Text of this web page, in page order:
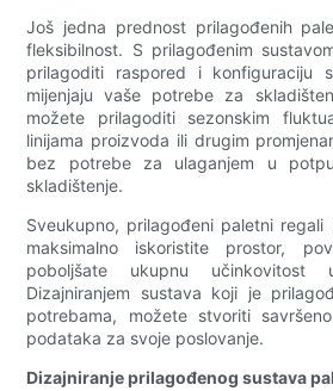
Još jedna prednost prilagođenih
fleksibilnost. S prilagođenim
prilagoditi raspored i konfiguraciju
mijenjaju vaše potrebe za
možete prilagoditi sezonskim
linijama proizvoda ili drugim
bez potrebe za ulaganjem u
skladištenje.
Sveukupno, prilagođeni paletni
maksimalno iskoristite prostor,
poboljšate ukupnu učinkovitost
Dizajniranjem sustava koji je
potrebama, možete stvoriti
podataka za svoje poslovanje.
Dizajniranje prilagođenog sustava